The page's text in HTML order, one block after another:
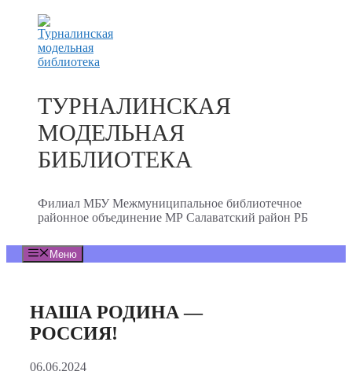
Перейти
содержимому
ТУРНАЛИНСКАЯ
МОДЕЛЬНАЯ
БИБЛИОТЕКА
Филиал МБУ Межмуниципальное библиотечное
районное объединение МР Салаватский район РБ
Меню
НАША РОДИНА —
РОССИЯ!
06.06.2024